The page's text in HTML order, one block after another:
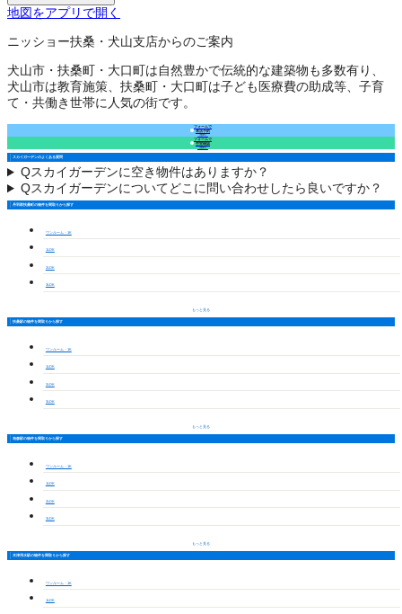
地図をアプリで開く
ニッショー扶桑・犬山支店からのご案内
犬山市・扶桑町・大口町は自然豊かで伝統的な建築物も多数有り、
犬山市は教育施策、扶桑町・大口町は子ども医療費の助成等、子育
て・共働き世帯に人気の街です。
フォームで
来店予約
（無料）
フォームで
空室確認
（無料）
スカイガーデンのよくある質問
Qスカイガーデンに空き物件はありますか？
Qスカイガーデンについてどこに問い合わせしたら良いですか？
丹羽郡扶桑町の物件を間取りから探す
ワンルーム・1K
1LDK
2LDK
3LDK
もっと見る
扶桑駅の物件を間取りから探す
ワンルーム・1K
1LDK
2LDK
3LDK
もっと見る
柏森駅の物件を間取りから探す
ワンルーム・1K
1LDK
2LDK
3LDK
もっと見る
木津用水駅の物件を間取りから探す
ワンルーム・1K
1LDK